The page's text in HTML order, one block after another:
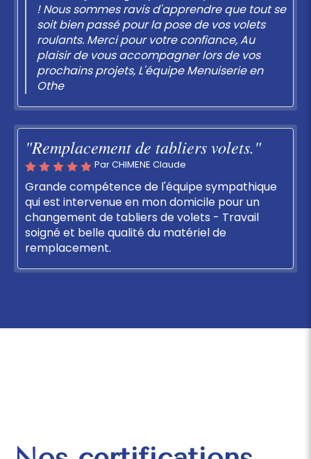
! Nous sommes ravis d'apprendre que tout se
soit bien passé pour la pose de vos volets
roulants. Merci pour votre confiance, Au
plaisir de vous accompagner lors de vos
prochains projets, L'équipe Menuiserie en
Othe
"Remplacement de tabliers volets."
Par CHIMENE Claude
Grande compétence de l'équipe sympathique
qui est intervenue en mon domicile pour un
changement de tabliers de volets - Travail
soigné et belle qualité du matériel de
remplacement.